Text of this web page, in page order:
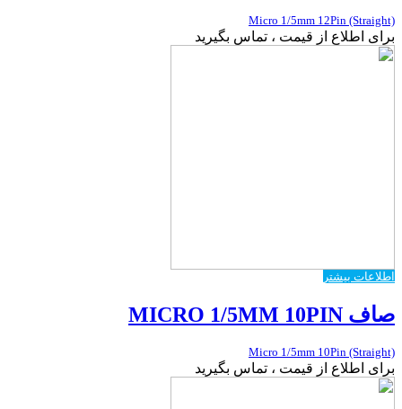
Micro 1/5mm 12Pin (Straight)
برای اطلاع از قیمت ، تماس بگیرید
اطلاعات بیشتر
صاف MICRO 1/5MM 10PIN
Micro 1/5mm 10Pin (Straight)
برای اطلاع از قیمت ، تماس بگیرید